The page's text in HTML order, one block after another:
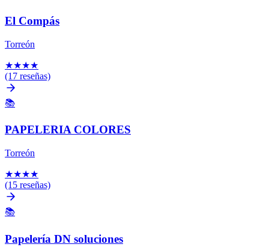
El Compás
Torreón
★★★★
(17 reseñas)
📚
PAPELERIA COLORES
Torreón
★★★★
(15 reseñas)
📚
Papelería DN soluciones